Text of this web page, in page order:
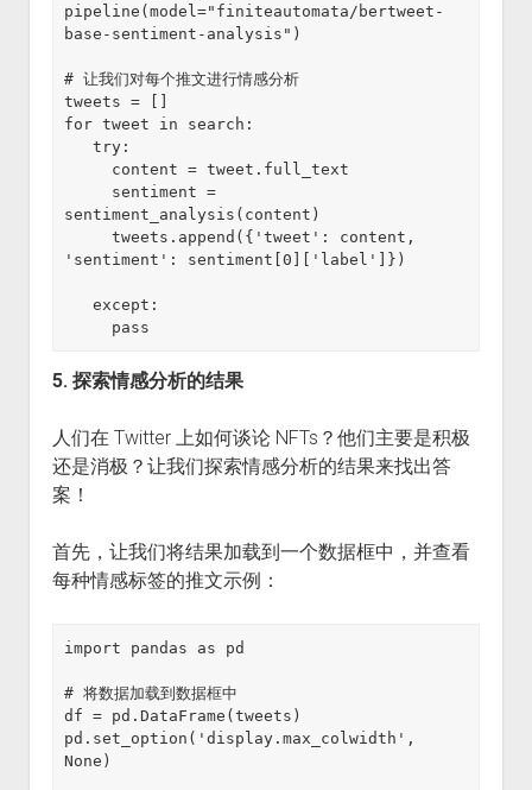
pipeline(model="finiteautomata/bertweet-
base-sentiment-analysis")
# 让我们对每个推文进行情感分析
tweets = []
for tweet in search:
   try:
sentiment_analysis(content)
     tweets.append({'tweet': content,
'sentiment': sentiment[0]['label']})
   except:
     pass
5. 探索情感分析的结果
人们在 Twitter 上如何谈论 NFTs？他们主要是积极
还是消极？让我们探索情感分析的结果来找出答
案！
首先，让我们将结果加载到一个数据框中，并查看
每种情感标签的推文示例：
import pandas as pd
# 将数据加载到数据框中
df = pd.DataFrame(tweets)
pd.set_option('display.max_colwidth',
None)